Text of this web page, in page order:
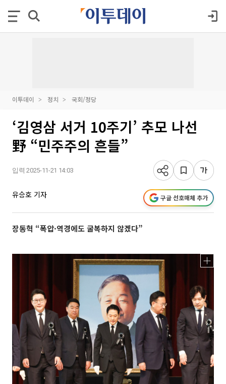
이투데이 정치 국회/정당
‘김영삼 서거 10주기’ 추모 나선
野 “민주주의 흔들”
입력 2025-11-21 14:03
유승호 기자 구글 선호매체 추가
장동혁 “폭압·역경에도 굴복하지 않겠다”